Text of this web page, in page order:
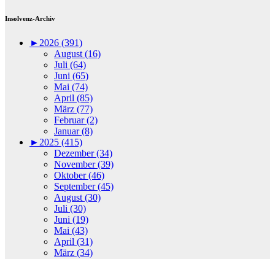
Insolvenz-Archiv
► 2026 (391)
August (16)
Juli (64)
Juni (65)
Mai (74)
April (85)
März (77)
Februar (2)
Januar (8)
► 2025 (415)
Dezember (34)
November (39)
Oktober (46)
September (45)
August (30)
Juli (30)
Juni (19)
Mai (43)
April (31)
März (34)